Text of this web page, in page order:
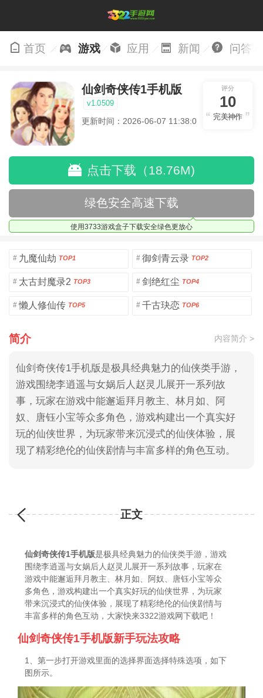
首页 游戏 应用 新闻 问答
仙剑奇侠传1手机版
v1.0509
更新时间：2026-06-07 11:38:09
评分
10
完美神作
点击下载（18.76M)
绿色安全高速下载
使用3733游戏盒子下载安全绿色更放心
# 九魔仙劫 TOP1 # 御剑青云录 TOP2
# 太古封魔录2 TOP3 # 剑绝红尘 TOP4
# 懒人修仙传 TOP5 # 千古玦恋 TOP6
简介 内容简介 >
仙剑奇侠传1手机版是极具经典魅力的仙侠类手游，
游戏围绕李逍遥与女娲后人赵灵儿展开一系列故
事，玩家在游戏中能邂逅拜月教主、林月如、阿
奴、唐钰小宝等众多角色，游戏构建出一个真实好
玩的仙侠世界，为玩家带来沉浸式的仙侠体验，展
现了精彩绝伦的仙侠剧情与丰富多样的角色互动。
正文
仙剑奇侠传1手机版是极具经典魅力的仙侠类手游，游戏
围绕李逍遥与女娲后人赵灵儿展开一系列故事，玩家在
游戏中能邂逅拜月教主、林月如、阿奴、唐钰小宝等众
多角色，游戏构建出一个真实好玩的仙侠世界，为玩家
带来沉浸式的仙侠体验，展现了精彩绝伦的仙侠剧情与
丰富多样的角色互动，大家快来3322游戏网下载吧！
仙剑奇侠传1手机版新手玩法攻略
1、第一步打开游戏里面的选择界面选择特殊选项，如下
图所示。